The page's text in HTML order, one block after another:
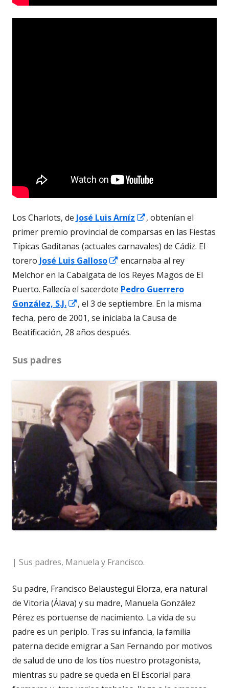
Los Charlots, de José Luis Arníz
Abrir
en
una
ventana
nueva
, obtenían el
primer premio provincial de comparsas en las Fiestas
Típicas Gaditanas (actuales carnavales) de Cádiz. El
torero José Luis Galloso
Abrir
en
una
ventana
nueva
encarnaba al rey
Melchor en la Cabalgata de los Reyes Magos de El
Puerto. Fallecía el sacerdote Pedro Guerrero
González, S.J.
Abrir
en
una
, el 3 de septiembre. En la misma
fecha, pero de 2001, se iniciaba la Causa de
Beatificación, 28 años después.
Sus padres
| Sus padres, Manuela y Francisco.
Su padre, Francisco Belaustegui Elorza, era natural
de Vitoria (Álava) y su madre, Manuela González
Pérez es portuense de nacimiento. La vida de su
padre es un periplo. Tras su infancia, la familia
paterna decide emigrar a San Fernando por motivos
de salud de uno de los tíos nuestro protagonista,
mientras su padre se queda en El Escorial para